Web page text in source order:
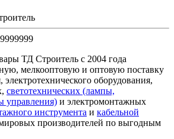
ТД Строитель с 2004 года
мелкооптовую и оптовую поставку
электротехнического оборудования,
светотехнических (лампы,
управления) и электромонтажных
инструмента и кабельной
производителей по выгодным